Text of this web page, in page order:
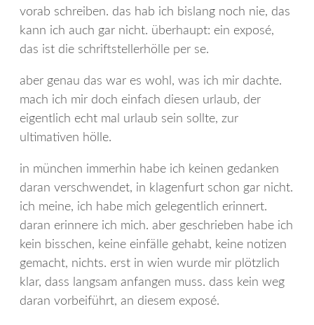
vorab schreiben. das hab ich bislang noch nie, das
kann ich auch gar nicht. überhaupt: ein exposé,
das ist die schriftstellerhölle per se.
aber genau das war es wohl, was ich mir dachte.
mach ich mir doch einfach diesen urlaub, der
eigentlich echt mal urlaub sein sollte, zur
ultimativen hölle.
in münchen immerhin habe ich keinen gedanken
daran verschwendet, in klagenfurt schon gar nicht.
ich meine, ich habe mich gelegentlich erinnert.
daran erinnere ich mich. aber geschrieben habe ich
kein bisschen, keine einfälle gehabt, keine notizen
gemacht, nichts. erst in wien wurde mir plötzlich
klar, dass langsam anfangen muss. dass kein weg
daran vorbeiführt, an diesem exposé.